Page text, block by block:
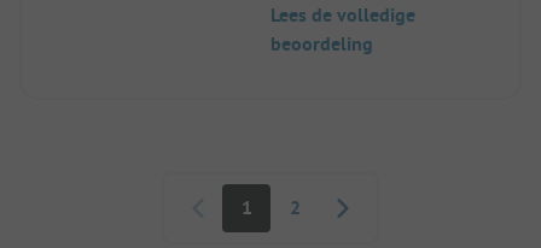
Lees de volledige
beoordeling
Paginering
1 2